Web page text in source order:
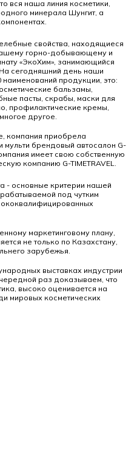
вся наша линия косметики,
минерала Шунгит, а
свойства, находящиеся
горно-добывающему и
«ЭкоХим», занимающийся
сегодняшний день наши
продукции, это:
бальзамы,
пасты, скрабы, маски для
профилактические кремы,
другое.
компания приобрела
мульти брендовый автосалон G-
имеет свою собственную
компанию G-TIMETRAVEL.
- основные критерии нашей
под чутким
маркетинговому плану,
не только по Казахстану,
зарубежья.
выставках индустрии
раз доказываем, что
высоко оценивается на
мировых косметических